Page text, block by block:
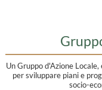
Un Gruppo d'Azione
per sviluppare piani e
socio-